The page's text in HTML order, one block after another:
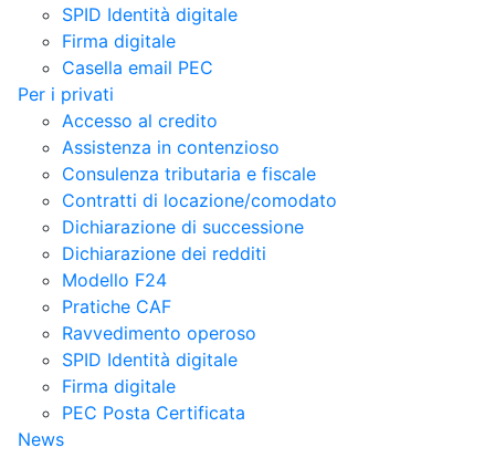
SPID Identità digitale
Firma digitale
Casella email PEC
Per i privati
Accesso al credito
Assistenza in contenzioso
Consulenza tributaria e fiscale
Contratti di locazione/comodato
Dichiarazione di successione
Dichiarazione dei redditi
Modello F24
Pratiche CAF
Ravvedimento operoso
SPID Identità digitale
Firma digitale
PEC Posta Certificata
News